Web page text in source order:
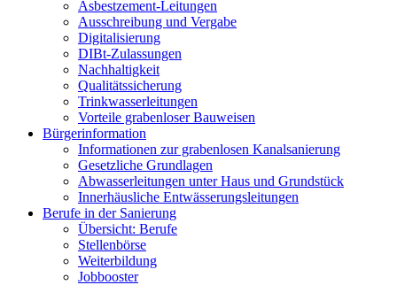
Asbestzement-Leitungen
Ausschreibung und Vergabe
Digitalisierung
DIBt-Zulassungen
Nachhaltigkeit
Qualitätssicherung
Trinkwasserleitungen
Vorteile grabenloser Bauweisen
Bürgerinformation
Informationen zur grabenlosen Kanalsanierung
Gesetzliche Grundlagen
Abwasserleitungen unter Haus und Grundstück
Innerhäusliche Entwässerungsleitungen
Berufe in der Sanierung
Übersicht: Berufe
Stellenbörse
Weiterbildung
Jobbooster